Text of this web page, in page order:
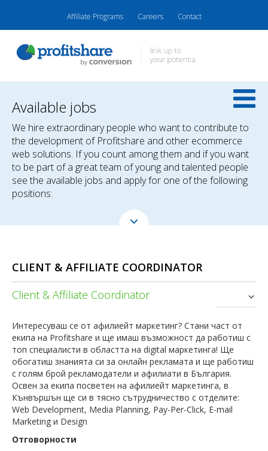
Affiliate Programs Careers Contact
Available jobs
We hire extraordinary people who want to contribute to
the development of Profitshare and other ecommerce
web solutions. If you count among them and if you want
to be part of a great team of young and talented people
see the available jobs and apply for one of the following
positions:
CLIENT & AFFILIATE COORDINATOR
Client & Affiliate Coordinator
Интересуваш се от афилиейт маркетинг? Стани част от
екипа на Profitshare и ще имаш възможност да работиш с
топ специалисти в областта на digital маркетинга! Ще
обогатиш знанията си за онлайн рекламата и ще работиш
с голям брой рекламодатели и афилиати в България.
Освен за екипа посветен на афилиейт маркетинга, в
Кънвършън ще си в тясно сътрудничество с отделите:
Web Development, Media Planning, Pay-Per-Click, E-mail
Marketing и Design
Отговорности